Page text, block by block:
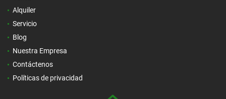
Alquiler
Servicio
Blog
Nuestra Empresa
Contáctenos
Políticas de privacidad